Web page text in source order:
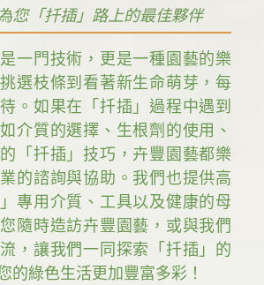
您「扦插」路上的最佳夥伴
是一門技術，更是一種園藝的樂
選枝條到看著新生命萌芽，每
。如果在「扦插」過程中遇到
介質的選擇、生根劑的使用、
「扦插」技巧，卉豐園藝都樂
的諮詢與協助。我們也提供高
專用介質、工具以及健康的母
隨時造訪卉豐園藝，或與我們
，讓我們一同探索「扦插」的
的綠色生活更加豐富多彩！